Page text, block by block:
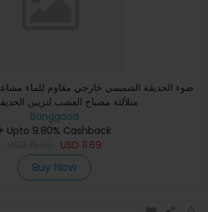
متلألئة مصباح العشب لتزيين
Banggood
Upto 9.80% Cashback
USD 11.69
Buy Now